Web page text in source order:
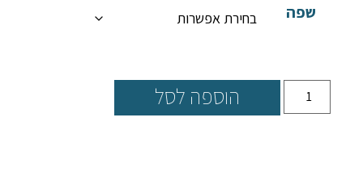
שפה
הוספה לסל